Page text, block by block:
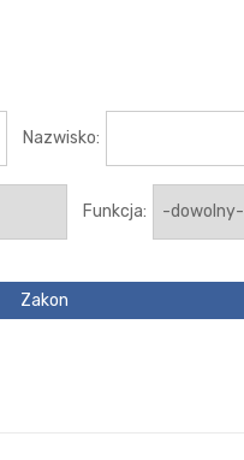
Nazwisko:
Funkcja:
Zakon